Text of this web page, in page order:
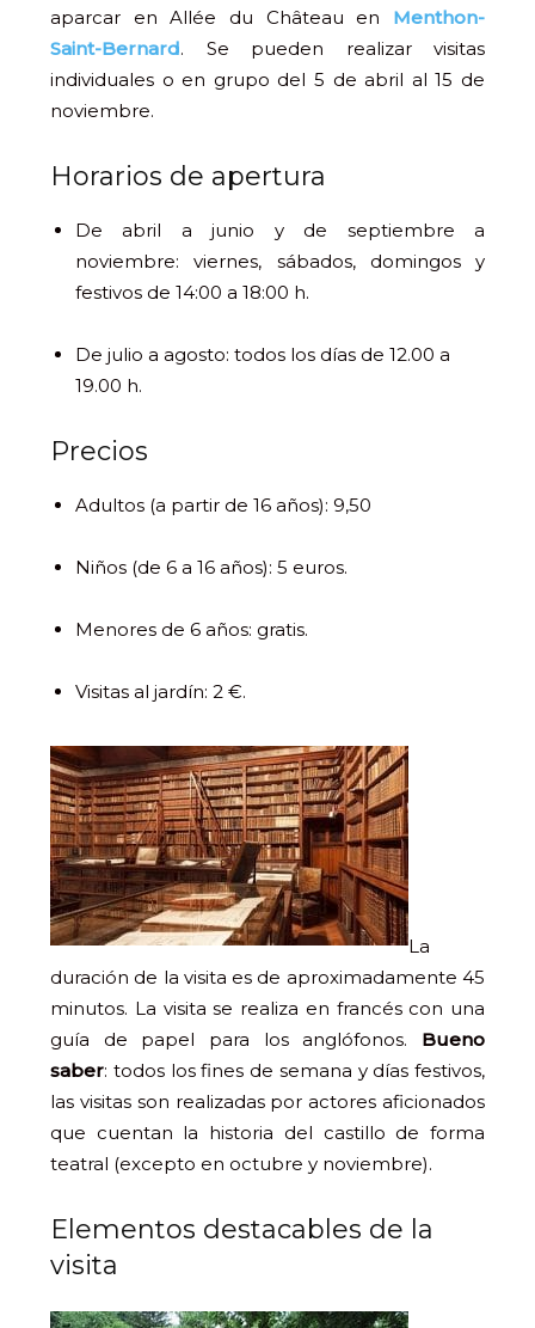
aparcar en Allée du Château en Menthon-
Saint-Bernard. Se pueden realizar visitas
individuales o en grupo del 5 de abril al 15 de
noviembre.
Horarios de apertura
De abril a junio y de septiembre a
noviembre: viernes, sábados, domingos y
festivos de 14:00 a 18:00 h.
De julio a agosto: todos los días de 12.00 a
19.00 h.
Precios
Adultos (a partir de 16 años): 9,50
Niños (de 6 a 16 años): 5 euros.
Menores de 6 años: gratis.
Visitas al jardín: 2 €.
La
duración de la visita es de aproximadamente 45
minutos. La visita se realiza en francés con una
guía de papel para los anglófonos. Bueno
saber: todos los fines de semana y días festivos,
las visitas son realizadas por actores aficionados
que cuentan la historia del castillo de forma
teatral (excepto en octubre y noviembre).
Elementos destacables de la
visita